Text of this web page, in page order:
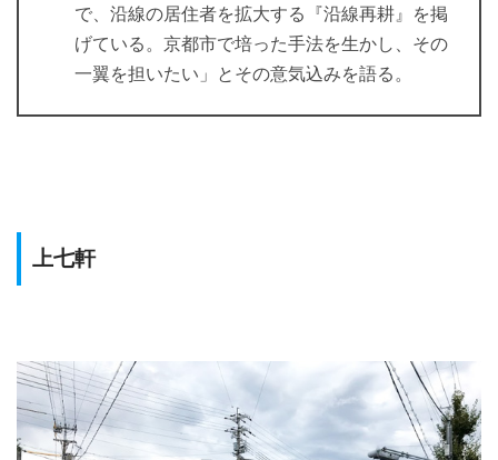
で、沿線の居住者を拡大する『沿線再耕』を掲
げている。京都市で培った手法を生かし、その
一翼を担いたい」とその意気込みを語る。
上七軒